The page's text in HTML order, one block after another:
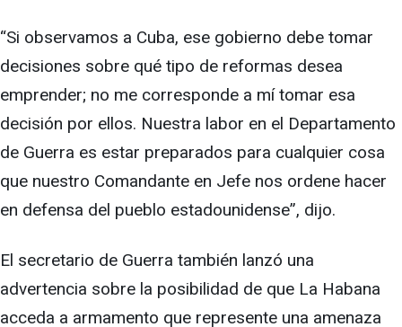
“Si observamos a Cuba, ese gobierno debe tomar
decisiones sobre qué tipo de reformas desea
emprender; no me corresponde a mí tomar esa
decisión por ellos. Nuestra labor en el Departamento
de Guerra es estar preparados para cualquier cosa
que nuestro Comandante en Jefe nos ordene hacer
en defensa del pueblo estadounidense”, dijo.
El secretario de Guerra también lanzó una
advertencia sobre la posibilidad de que La Habana
acceda a armamento que represente una amenaza